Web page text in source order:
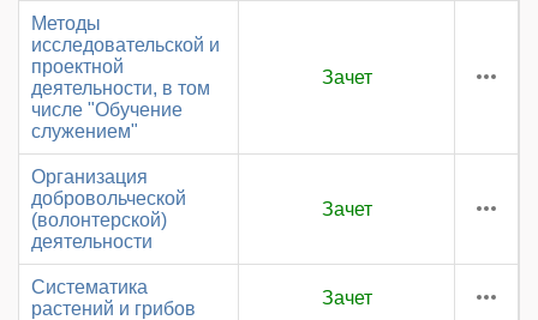
Методы
исследовательской и
проектной
деятельности, в том
числе "Обучение
служением"
Зачет
Организация
добровольческой
(волонтерской)
деятельности
Зачет
Систематика
растений и грибов
Зачет